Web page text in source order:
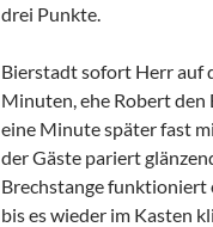
drei Punkte.
Bierstadt sofort Herr auf
Minuten, ehe Robert den
eine Minute später fast
der Gäste pariert
Brechstange funktioniert
bis es wieder im Kasten